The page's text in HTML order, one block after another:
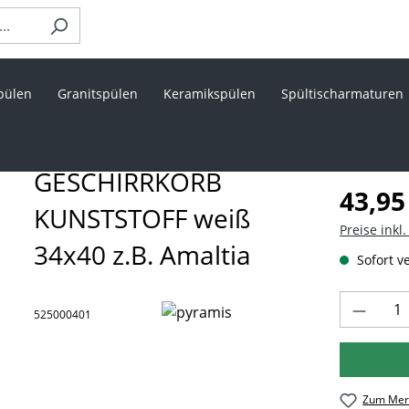
Granitspülen Keramikspülen Spültischarmaturen
GESCHIRRKORB
KUNSTSTOFF weiß
34x40 z.B. Amaltia
525000401
Preise
Sofort
Zum